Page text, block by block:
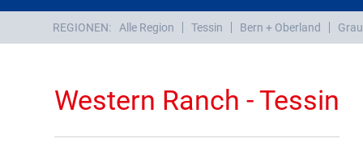
REGIONEN: Alle Region Tessin Bern + Oberland
Western Ranch - Tessin